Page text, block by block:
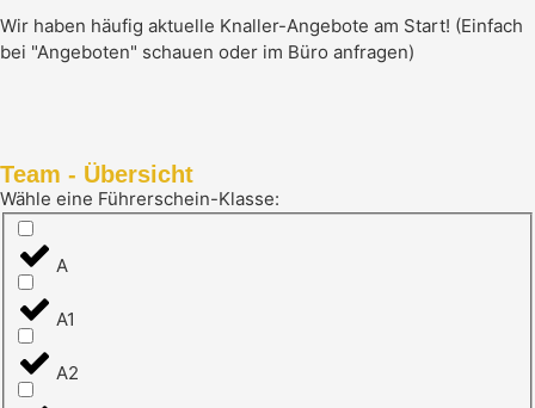
Wir haben häufig aktuelle Knaller-Angebote am Start! (Einfach
bei "Angeboten" schauen oder im Büro anfragen)
Team - Übersicht
Wähle eine Führerschein-Klasse:
A
A1
A2